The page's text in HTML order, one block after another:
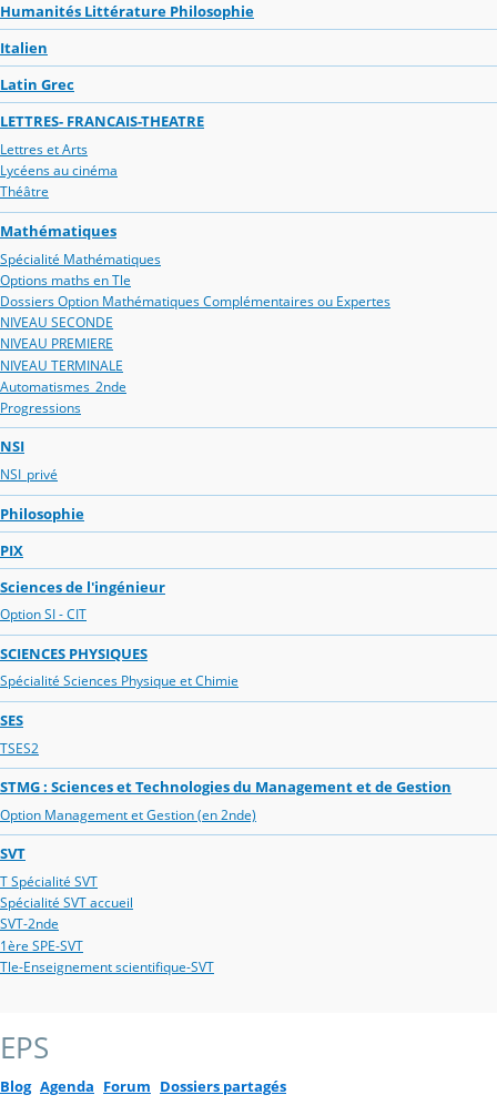
Humanités Littérature Philosophie
Italien
Latin Grec
LETTRES- FRANCAIS-THEATRE
Lettres et Arts
Lycéens au cinéma
Théâtre
Mathématiques
Spécialité Mathématiques
Options maths en Tle
Dossiers Option Mathématiques Complémentaires ou Expertes
NIVEAU SECONDE
NIVEAU PREMIERE
NIVEAU TERMINALE
Automatismes_2nde
Progressions
NSI
NSI_privé
Philosophie
PIX
Sciences de l'ingénieur
Option SI - CIT
SCIENCES PHYSIQUES
Spécialité Sciences Physique et Chimie
SES
TSES2
STMG : Sciences et Technologies du Management et de Gestion
Option Management et Gestion (en 2nde)
SVT
T Spécialité SVT
Spécialité SVT accueil
SVT-2nde
1ère SPE-SVT
Tle-Enseignement scientifique-SVT
EPS
Blog Agenda Forum Dossiers partagés